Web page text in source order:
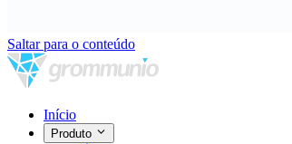
Saltar para o conteúdo
Início
Produto